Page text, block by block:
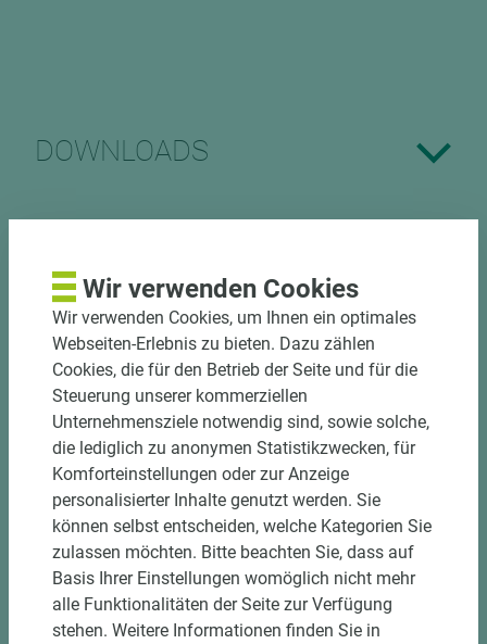
DOWNLOADS
Nutzen Sie unseren
Zuschnittservice
Bekantungsfähiger Fixmaßzuschnitt maßhaltig
und winkelgenau
Hohe und präzise Leistung durch
halbautomatische Beschickung
Einzelteiletikettierung auf Wunsch möglich
Materialschonende und kundengerechte
Verpackung der Fixmaße
Jetzt Zuschnitt anfragen
Wir verwenden Cookies
Wir verwenden Cookies, um Ihnen ein optimales
Webseiten-Erlebnis zu bieten. Dazu zählen
Cookies, die für den Betrieb der Seite und für die
Steuerung unserer kommerziellen
Unternehmensziele notwendig sind, sowie solche,
die lediglich zu anonymen Statistikzwecken, für
Komforteinstellungen oder zur Anzeige
personalisierter Inhalte genutzt werden. Sie
können selbst entscheiden, welche Kategorien Sie
zulassen möchten. Bitte beachten Sie, dass auf
Basis Ihrer Einstellungen womöglich nicht mehr
alle Funktionalitäten der Seite zur Verfügung
stehen. Weitere Informationen finden Sie in